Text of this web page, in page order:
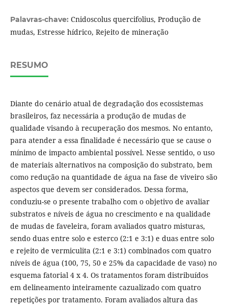
Palavras-chave: Cnidoscolus quercifolius, Produção de
mudas, Estresse hídrico, Rejeito de mineração
RESUMO
Diante do cenário atual de degradação dos ecossistemas
brasileiros, faz necessária a produção de mudas de
qualidade visando à recuperação dos mesmos. No entanto,
para atender a essa finalidade é necessário que se cause o
mínimo de impacto ambiental possível. Nesse sentido, o uso
de materiais alternativos na composição do substrato, bem
como redução na quantidade de água na fase de viveiro são
aspectos que devem ser considerados. Dessa forma,
conduziu-se o presente trabalho com o objetivo de avaliar
substratos e níveis de água no crescimento e na qualidade
de mudas de faveleira, foram avaliados quatro misturas,
sendo duas entre solo e esterco (2:1 e 3:1) e duas entre solo
e rejeito de vermiculita (2:1 e 3:1) combinados com quatro
níveis de água (100, 75, 50 e 25% da capacidade de vaso) no
esquema fatorial 4 x 4. Os tratamentos foram distribuídos
em delineamento inteiramente cazualizado com quatro
repetições por tratamento. Foram avaliados altura das